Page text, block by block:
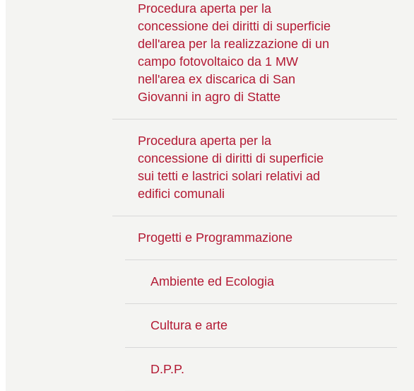
Procedura aperta per la
concessione dei diritti di superficie
dell'area per la realizzazione di un
campo fotovoltaico da 1 MW
nell'area ex discarica di San
Giovanni in agro di Statte
Procedura aperta per la
concessione di diritti di superficie
sui tetti e lastrici solari relativi ad
edifici comunali
Progetti e Programmazione
Ambiente ed Ecologia
Cultura e arte
D.P.P.